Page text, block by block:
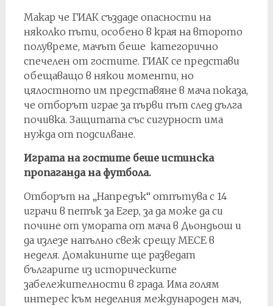
Макар че ГИАК създаде опасности на
няколко пъти, особено в края на второто
полувреме, мачът беше категорично
спечелен от гостите. ГИАК се представи
обещаващо в някои моменти, но
цялостното им представяне в мача показа,
че отборът играе за първи път след дълга
почивка. Защитата със сигурност има
нужда от подсилване.
Играта на гостите беше истинска
пропаганда на футбола.
Отборът на „Напредък“ отпътува с 14
играчи в петък за Егер, за да може да си
почине от умората от мача в Дьондьош и
да излезе напълно свеж срещу МЕСЕ в
неделя. Домакините ще разведат
българите из историческите
забележителности в града. Има голям
интерес към неделния международен мач,